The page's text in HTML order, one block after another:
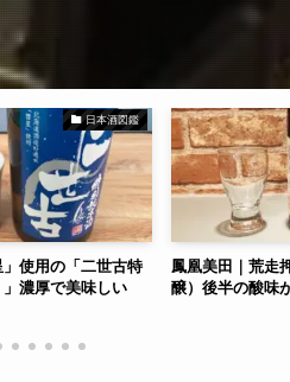
日本酒図鑑
使用の「二世古特
濃厚で美味しい
鳳凰美田｜荒走
醸）後半の酸味